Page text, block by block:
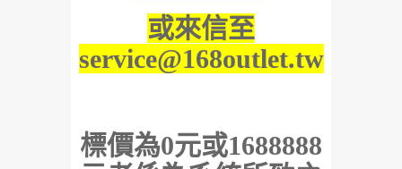
或來信至
service@168outlet.tw
標價為0元或1688888